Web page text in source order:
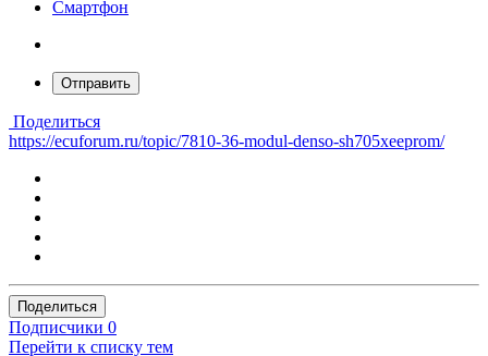
Смартфон
Отправить
Поделиться
https://ecuforum.ru/topic/7810-36-modul-denso-sh705xeeprom/
Поделиться
Подписчики 0
Перейти к списку тем